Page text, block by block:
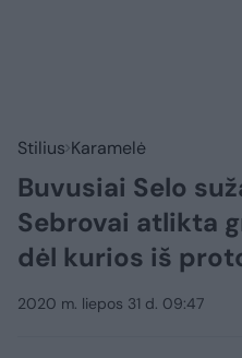
Stilius Karamelė
Buvusiai Selo
Sebrovai atlikta
dėl kurios iš
2020 m. liepos 31 d. 09:47